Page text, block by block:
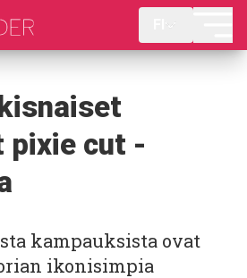
pixie cut -
kampauksista ovat
ikonisimpia